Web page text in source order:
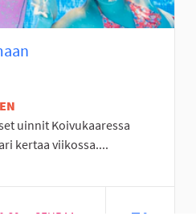
uinnit Koivukaaressa
kertaa viikossa....
Eteläinen Seinäjoki
20 20 SEURAAJAA
SEURAA 0